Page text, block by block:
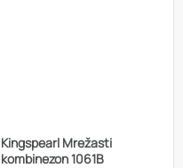
Kingspearl Mrežasti
kombinezon 1061B